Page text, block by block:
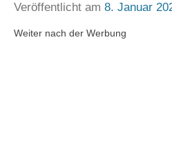
Veröffentlicht am 8. Januar
Weiter nach der Werbung